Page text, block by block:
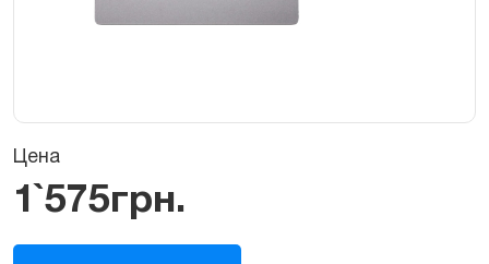
Цена
1`575грн.
Тачпад,